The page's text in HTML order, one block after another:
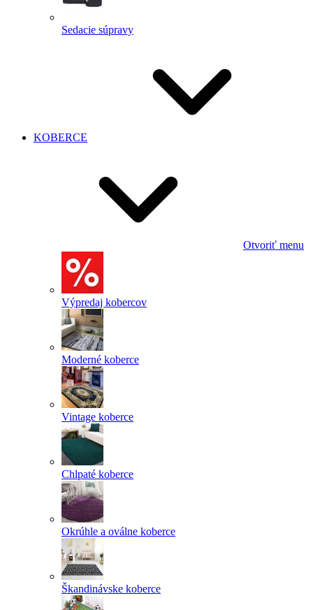
Sedacie súpravy
KOBERCE
Otvoriť menu
Výpredaj kobercov
Moderné koberce
Vintage koberce
Chlpaté koberce
Okrúhle a oválne koberce
Škandinávske koberce